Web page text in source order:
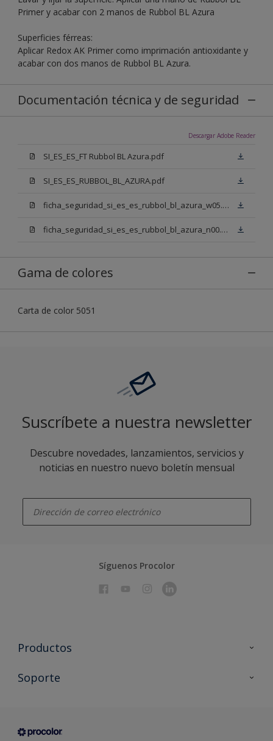
Primer y acabar con 2 manos de Rubbol BL Azura
Superficies férreas:
Aplicar Redox AK Primer como imprimación antioxidante y
acabar con dos manos de Rubbol BL Azura.
Documentación técnica y de seguridad
Descargar Adobe Reader
SI_ES_ES_FT Rubbol BL Azura.pdf
SI_ES_ES_RUBBOL_BL_AZURA.pdf
ficha_seguridad_si_es_es_rubbol_bl_azura_w05.pdf
ficha_seguridad_si_es_es_rubbol_bl_azura_n00.pdf
Gama de colores
Carta de color 5051
Suscríbete a nuestra newsletter
Descubre novedades, lanzamientos, servicios y
noticias en nuestro nuevo boletín mensual
Síguenos Procolor
Productos
Todos los productos
Condiciones generales de venta
Soporte